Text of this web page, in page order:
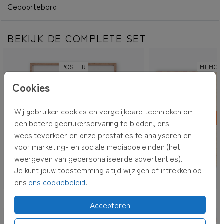
Cookies
Wij gebruiken cookies en vergelijkbare technieken om
een betere gebruikerservaring te bieden, ons
websiteverkeer en onze prestaties te analyseren en
voor marketing- en sociale mediadoeleinden (het
weergeven van gepersonaliseerde advertenties).
Je kunt jouw toestemming altijd wijzigen of intrekken op
ons ons cookiebeleid.
Accepteren
Geboortebord
BEKIJK DE COMPLETE SET
POSTER
OOK LEUK VOOR JOU